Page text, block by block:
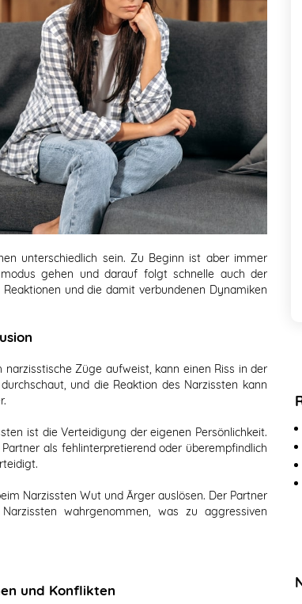
unterschiedlich sein. Zu Beginn ist aber immer
gehen und darauf folgt schnelle auch der
und die damit verbundenen Dynamiken
Züge aufweist, kann einen Riss in der
und die Reaktion des Narzissten kann
ist die Verteidigung der eigenen Persönlichkeit.
als fehlinterpretierend oder überempfindlich
Narzissten Wut und Ärger auslösen. Der Partner
wahrgenommen, was zu aggressiven
und Konflikten